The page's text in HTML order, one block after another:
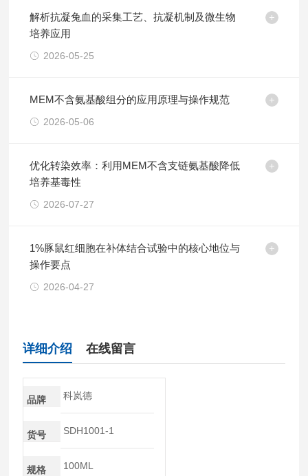
解析抗凝兔血的采集工艺、抗凝机制及微生物
培养应用
2026-05-25
MEM不含氨基酸组分的应用原理与操作规范
2026-05-06
优化转染效率：利用MEM不含支链氨基酸降低
培养基毒性
2026-07-27
1%豚鼠红细胞在补体结合试验中的核心地位与
操作要点
2026-04-27
详细介绍 在线留言
品牌 科岚德
货号 SDH1001-1
规格 100ML